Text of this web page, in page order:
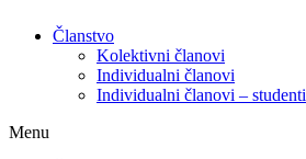
Članstvo
Kolektivni članovi
Individualni članovi
Individualni članovi – studenti
Menu